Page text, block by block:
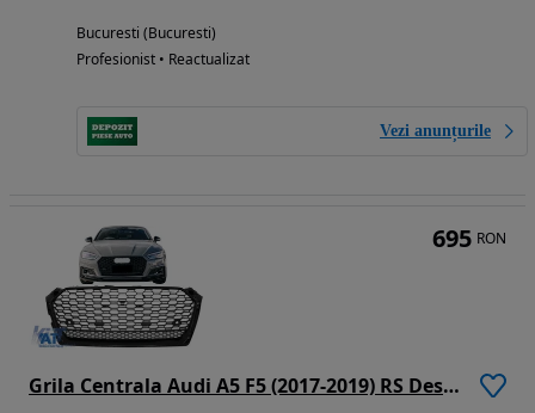
Bucuresti (Bucuresti)
Profesionist • Reactualizat
Vezi anunțurile
Grila Centrala Audi A5 F5 (2017-2019) RS Design Negru Lucios
695 RON